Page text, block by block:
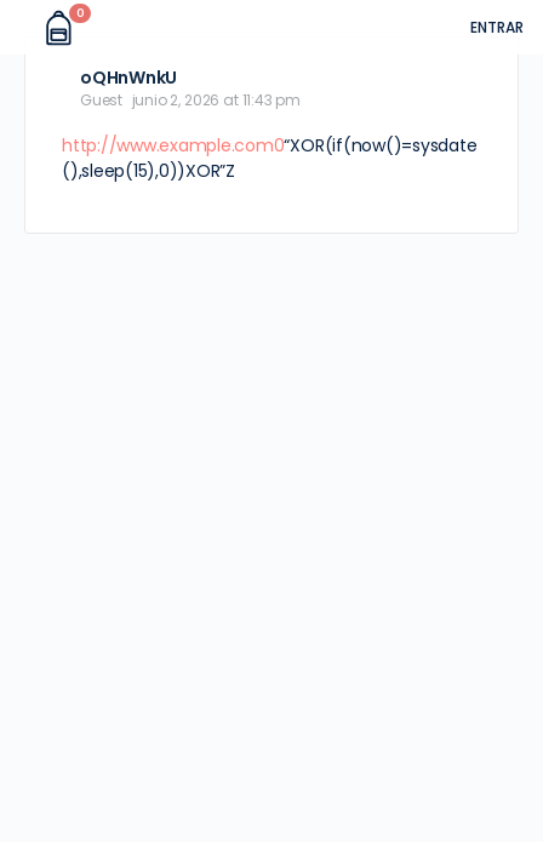
0
ENTRAR
oQHnWnkU
Guest junio 2, 2026 at 11:43 pm
http://www.example.com0“XOR(if(now()=sysdate
(),sleep(15),0))XOR”Z